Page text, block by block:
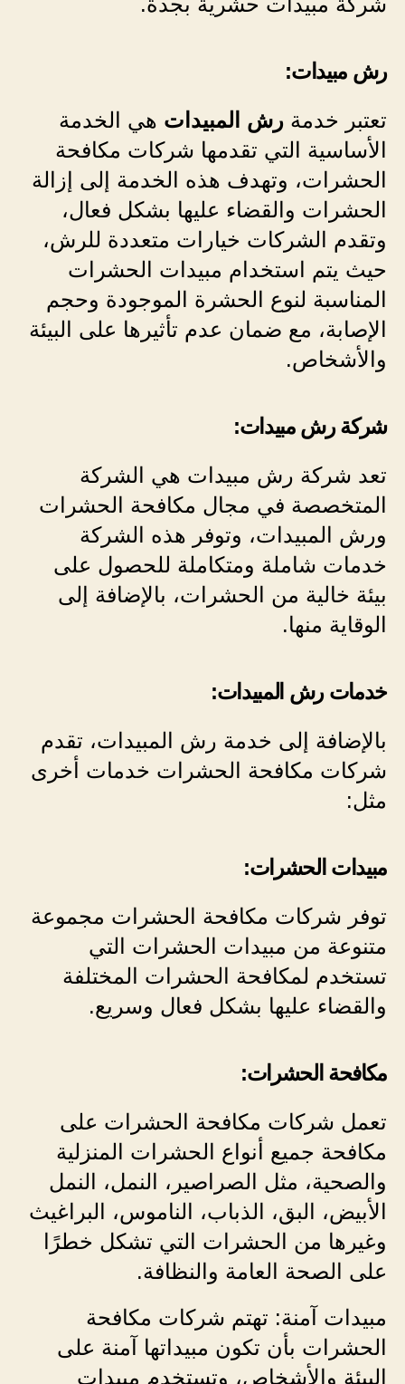
رش مبيدات:
تعتبر خدمة رش المبيدات هي الخدمة
الأساسية التي تقدمها شركات مكافحة
الحشرات، وتهدف هذه الخدمة إلى إزالة
الحشرات والقضاء عليها بشكل فعال،
وتقدم الشركات خيارات متعددة للرش،
حيث يتم استخدام مبيدات الحشرات
المناسبة لنوع الحشرة الموجودة وحجم
الإصابة، مع ضمان عدم تأثيرها على البيئة
والأشخاص.
شركة رش مبيدات:
تعد شركة رش مبيدات هي الشركة
المتخصصة في مجال مكافحة الحشرات
ورش المبيدات، وتوفر هذه الشركة
خدمات شاملة ومتكاملة للحصول على
بيئة خالية من الحشرات، بالإضافة إلى
الوقاية منها.
خدمات رش المبيدات:
بالإضافة إلى خدمة رش المبيدات، تقدم
شركات مكافحة الحشرات خدمات أخرى
مثل:
مبيدات الحشرات:
توفر شركات مكافحة الحشرات مجموعة
متنوعة من مبيدات الحشرات التي
تستخدم لمكافحة الحشرات المختلفة
والقضاء عليها بشكل فعال وسريع.
مكافحة الحشرات:
تعمل شركات مكافحة الحشرات على
مكافحة جميع أنواع الحشرات المنزلية
والصحية، مثل الصراصير، النمل، النمل
الأبيض، البق، الذباب، الناموس، البراغيث
وغيرها من الحشرات التي تشكل خطرًا
على الصحة العامة والنظافة.
مبيدات آمنة: تهتم شركات مكافحة
الحشرات بأن تكون مبيداتها آمنة على
البيئة والأشخاص، وتستخدم مبيدات